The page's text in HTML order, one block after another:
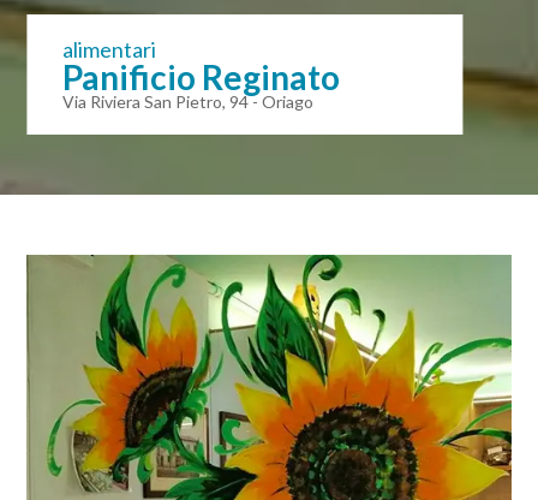
alimentari
Panificio Reginato
Via Riviera San Pietro, 94 - Oriago